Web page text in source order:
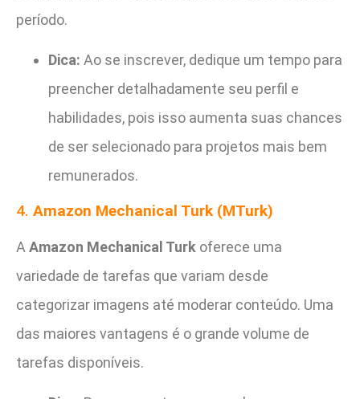
período.
Dica: Ao se inscrever, dedique um tempo para
preencher detalhadamente seu perfil e
habilidades, pois isso aumenta suas chances
de ser selecionado para projetos mais bem
remunerados.
4. Amazon Mechanical Turk (MTurk)
A Amazon Mechanical Turk oferece uma
variedade de tarefas que variam desde
categorizar imagens até moderar conteúdo. Uma
das maiores vantagens é o grande volume de
tarefas disponíveis.